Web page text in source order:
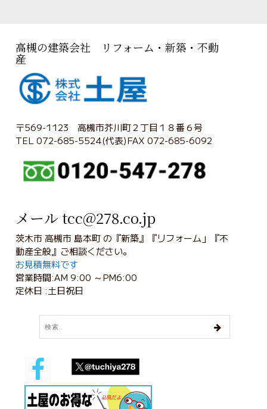
高槻の建築会社 リフォーム・新築・不動
産
〒569-1123 高槻市芥川町２丁目１８番６号
TEL 072-685-5524(代表)FAX 072-685-6092
メール tcc@278.co.jp
茨木市 高槻市 島本町 の『新築』『リフォーム」『不
動産全般』ご相談ください。
お見積無料です
営業時間:AM 9:00 ～PM6:00
定休日 :土日祝日